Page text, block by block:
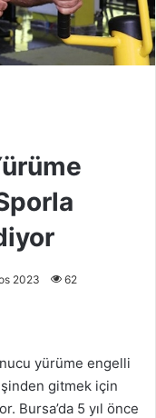
2023 62
yürüme engelli
gitmek için
Bursa’da 5 yıl önce